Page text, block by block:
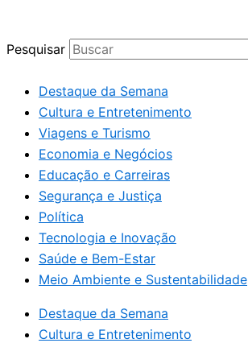
Pesquisar
Destaque da Semana
Cultura e Entretenimento
Viagens e Turismo
Economia e Negócios
Educação e Carreiras
Segurança e Justiça
Política
Tecnologia e Inovação
Saúde e Bem-Estar
Meio Ambiente e Sustentabilidade
Destaque da Semana
Cultura e Entretenimento